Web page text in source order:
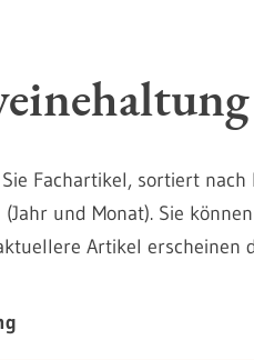
Fachartikel, sortiert
(Jahr und Monat). Sie
Artikel erscheinen